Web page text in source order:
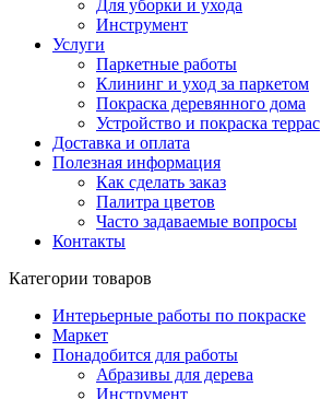
Для уборки и ухода
Инструмент
Услуги
Паркетные работы
Клининг и уход за паркетом
Покраска деревянного дома
Устройство и покраска террас
Доставка и оплата
Полезная информация
Как сделать заказ
Палитра цветов
Часто задаваемые вопросы
Контакты
Категории товаров
Интерьерные работы по покраске
Маркет
Понадобится для работы
Абразивы для дерева
Инструмент